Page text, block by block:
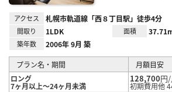
アクセス 札幌市軌道線「西８丁目駅」徒歩4分
間取り 1LDK 面積
築年数 2006年 9月 築
プラン名・期間
月額目安
ロング
7ヶ月以上～24ヶ月未満
128,700円
初期費用他